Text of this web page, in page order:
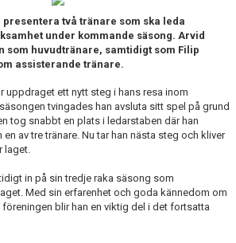
TRÅD
presentera två tränare som ska leda
under kommande säsong. Arvid
som huvudtränare, samtidigt som Filip
assisterande tränare.
uppdraget ett nytt steg i hans resa inom
tvingades han avsluta sitt spel på grund
tog snabbt en plats i ledarstaben där han
av tre tränare. Nu tar han nästa steg och kliver
laget.
in på sin tredje raka säsong som
Med sin erfarenhet och goda kännedom om
blir han en viktig del i det fortsatta